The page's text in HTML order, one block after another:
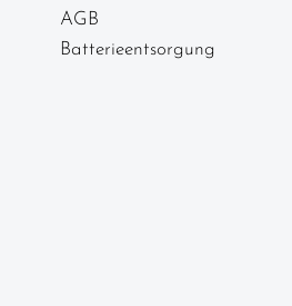
AGB
Batterieentsorgung